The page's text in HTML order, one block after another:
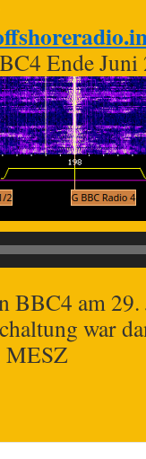
Ende Juni
BBC4 am
war
MESZ